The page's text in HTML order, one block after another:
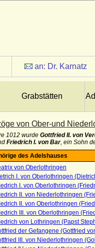
an: Dr. Karnatz
Grabstätten
von Ober-und
1012 wurde Gottfried II. von
Friedrich I. von Bar, ein Sohn
des Adelshauses
von Oberlothringen
I. von Oberlothringen
I. von Oberlothringen
II. von Niederlothringen
II. von Oberlothringen
III. von Oberlothringen
von Lothringen (Papst
der Gefangene (Gottfried
III. von Niederlothringen